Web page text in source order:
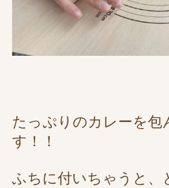
たっぷりのカレーを包
す！！
ふちに付いちゃうと、